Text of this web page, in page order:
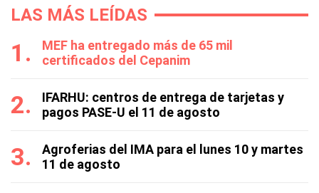
LAS MÁS LEÍDAS
MEF ha entregado más de 65 mil
certificados del Cepanim
IFARHU: centros de entrega de tarjetas y
pagos PASE-U el 11 de agosto
Agroferias del IMA para el lunes 10 y martes
11 de agosto